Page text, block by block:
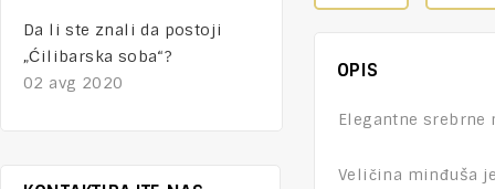
OPIS
Elegantne
Veličina minđuša
Da li ste znali da postoji
„Ćilibarska soba“?
02 avg 2020